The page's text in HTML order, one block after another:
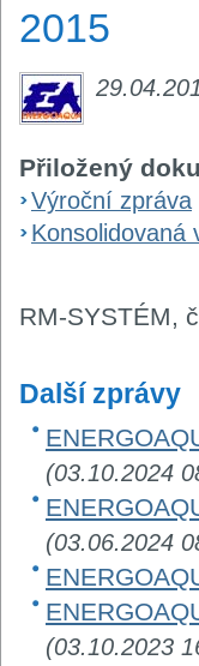
2015
Přiložený
Výroční zpráva
Konsolidovaná
RM-SYSTÉM,
Další zprávy
(03.10.2024
(03.06.2024
(03.10.2023